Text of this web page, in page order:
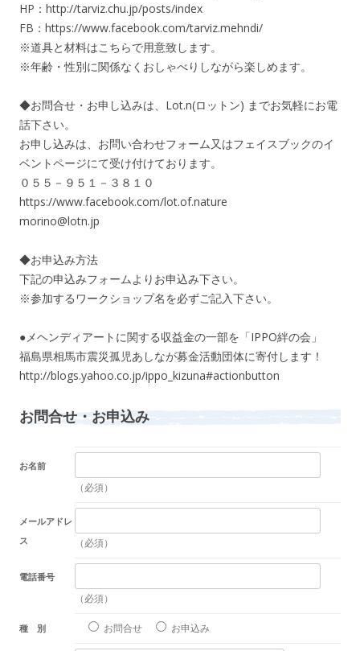
HP：http://tarviz.chu.jp/posts/index
FB：https://www.facebook.com/tarviz.mehndi/
※道具と材料はこちらで用意致します。
※年齢・性別に関係なくおしゃべりしながら楽しめます。
◆お問合せ・お申し込みは、Lot.n(ロットン) までお気軽にお電
話下さい。
お申し込みは、お問い合わせフォーム又はフェイスブックのイ
ベントページにて受け付けております。
０５５－９５１－３８１０
https://www.facebook.com/lot.of.nature
morino@lotn.jp
◆お申込み方法
下記の申込みフォームよりお申込み下さい。
※参加するワークショップ名を必ずご記入下さい。
●メヘンディアートに関する収益金の一部を「IPPO絆の会」
福島県相馬市震災孤児あしなが募金活動団体に寄付します！
http://blogs.yahoo.co.jp/ippo_kizuna#actionbutton
お問合せ・お申込み
お名前
（必須）
メールアドレ
ス
（必須）
電話番号
（必須）
種 別 お問合せ お申込み